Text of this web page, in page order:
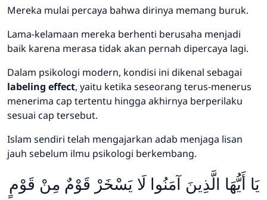
Mereka mulai percaya bahwa dirinya memang buruk.
Lama-kelamaan mereka berhenti berusaha menjadi
baik karena merasa tidak akan pernah dipercaya lagi.
Dalam psikologi modern, kondisi ini dikenal sebagai
labeling effect, yaitu ketika seseorang terus-menerus
menerima cap tertentu hingga akhirnya berperilaku
sesuai cap tersebut.
Islam sendiri telah mengajarkan adab menjaga lisan
jauh sebelum ilmu psikologi berkembang.
يَا أَيُّهَا الَّذِينَ آمَنُوا لَا يَسْخَرْ قَوْمٌ مِنْ قَوْمٍ